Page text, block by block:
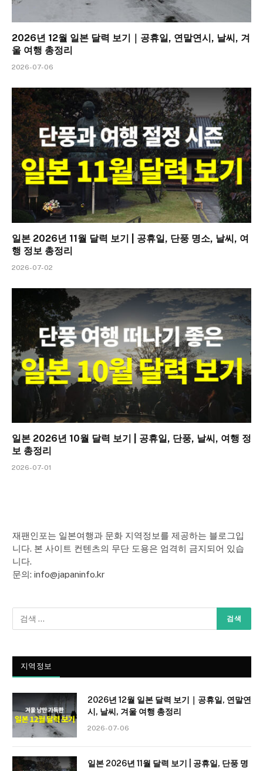
2026년 12월 일본 달력 보기｜공휴일, 연말연시, 날씨, 겨
울 여행 총정리
2026-07-06
일본 2026년 11월 달력 보기 | 공휴일, 단풍 명소, 날씨, 여
행 정보 총정리
2026-07-02
일본 2026년 10월 달력 보기 | 공휴일, 단풍, 날씨, 여행 정
보 총정리
2026-07-01
재팬인포는 일본여행과 문화 지역정보를 제공하는 블로그입
니다. 본 사이트 컨텐츠의 무단 도용은 엄격히 금지되어 있습
니다.
문의: info@japaninfo.kr
지역정보
2026년 12월 일본 달력 보기｜공휴일, 연말연
시, 날씨, 겨울 여행 총정리
2026-07-06
일본 2026년 11월 달력 보기 | 공휴일, 단풍 명